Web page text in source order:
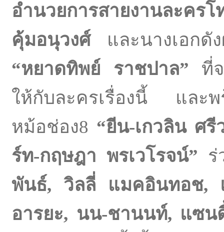
อำนวยการสายงานละคร
คุ้มอนุวงศ์และนางเอกดั
“หยาดทิพย์ ราชปาล” ที่
ให้กับละครเรื่องนี้ และพ
หม้อช่อง8 “ยีน-เกวลิน ศรี
ร์ท-กฤษฎา พรเวโรจน์”
พันธ์, วิลลี่ แมคอินทอช,
อารยะ, นน-ชานนท์, แซ